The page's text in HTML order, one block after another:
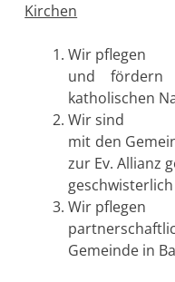
Kirchen
Wir pflegen
und fördern
katholischen
Wir sind
mit den
zur Ev. Allianz
Wir pflegen
Gemeinde in